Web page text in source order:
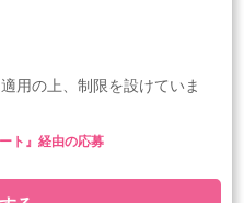
用の上、制限を設けていま
ト』経由の応募